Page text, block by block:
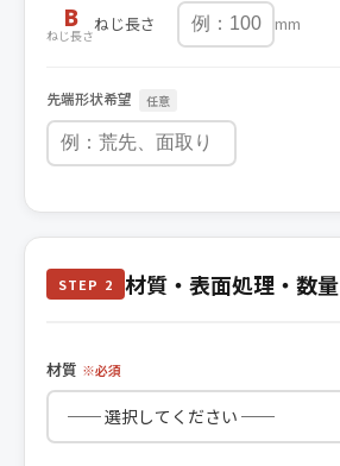
B
ねじ長さ
ねじ長さ mm
先端形状希望 任意
STEP 2 材質・表面処理・数量
材質 ※必須